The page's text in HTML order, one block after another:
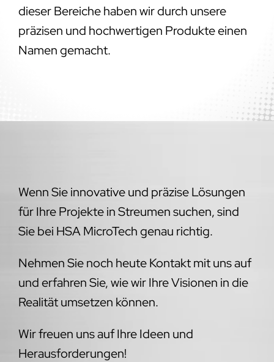
dieser Bereiche haben wir durch unsere
präzisen und hochwertigen Produkte einen
Namen gemacht.
Wenn Sie innovative und präzise Lösungen
für Ihre Projekte in Streumen suchen, sind
Sie bei HSA MicroTech genau richtig.
Nehmen Sie noch heute Kontakt mit uns auf
und erfahren Sie, wie wir Ihre Visionen in die
Realität umsetzen können.
Wir freuen uns auf Ihre Ideen und
Herausforderungen!